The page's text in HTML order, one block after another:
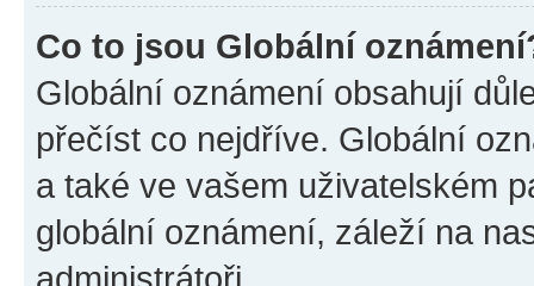
Co to jsou Globální
Globální oznámení obsahují
přečíst co nejdříve. Globální
a také ve vašem uživatelském
globální oznámení, záleží na
administrátoři.